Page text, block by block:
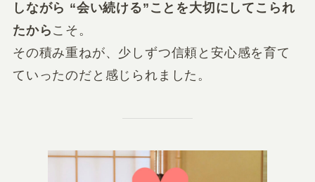
しながら “会い続ける”ことを大切にしてこられ
たから こそ。
その積み重ねが、少しずつ信頼と安心感を育て
ていったのだと感じられました。